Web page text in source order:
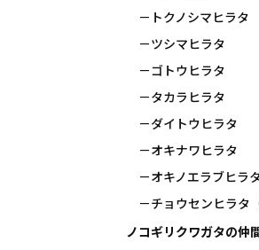
トクノシマヒラタ
ツシマヒラタ
ゴトウヒラタ
タカラヒラタ
ダイトウヒラタ
オキナワヒラタ
オキノエラブヒラ
チョウセンヒラタ
ノコギリクワガタの仲